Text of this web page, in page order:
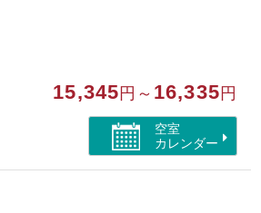
は玄関先の喫煙所をご利用ください）
15,345 円～ 16,335 円
空室
カレンダー